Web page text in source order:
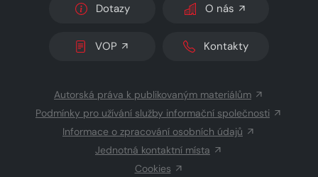
Dotazy O nás
VOP Kontakty
Autorská práva k publikovaným materiálům
Podmínky pro užívání služby informační společnosti
Informace o zpracování osobních údajů
Jednotná kontaktní místa
Cookies